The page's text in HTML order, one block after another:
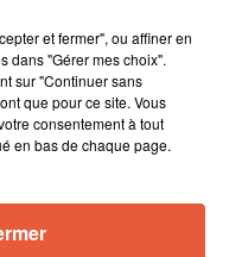
cœur...et fermer", ou affiner en
dans "Gérer mes choix".
sur "Continuer sans
que pour ce site. Vous
consentement à tout
en bas de chaque page.